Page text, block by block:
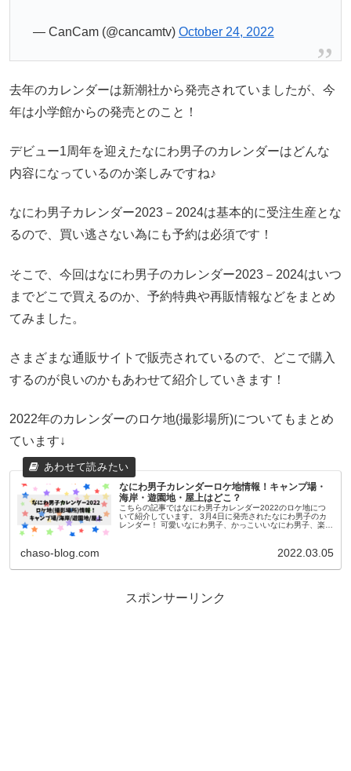
— CanCam (@cancamtv) October 24, 2022
去年のカレンダーは新潮社から発売されていましたが、今
年は小学館からの発売とのこと！
デビュー1周年を迎えたなにわ男子のカレンダーはどんな
内容になっているのか楽しみですね♪
なにわ男子カレンダー2023－2024は基本的に受注生産とな
るので、買い逃さない為にも予約は必須です！
そこで、今回はなにわ男子のカレンダー2023－2024はいつ
までどこで買えるのか、予約特典や再販情報などをまとめ
てみました。
さまざまな通販サイトで販売されているので、どこで購入
するのが良いのかもあわせて紹介していきます！
2022年のカレンダーのロケ地(撮影場所)についてもまとめ
ています↓
なにわ男子カレンダーロケ地情報！キャンプ場・
海岸・遊園地・屋上はどこ？
こちらの記事ではなにわ男子カレンダー2022のロケ地につ
いて紹介しています。 3月4日に発売されたなにわ男子のカ
レンダー！ 可愛いなにわ男子、かっこいいなにわ男子、楽し
chaso-blog.com 2022.03.05
スポンサーリンク